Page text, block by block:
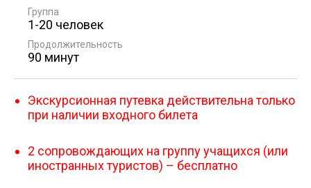
Группа
1-20 человек
Продолжительность
90 минут
Экскурсионная путевка действительна только
при наличии входного билета
2 сопровождающих на группу учащихся (или
иностранных туристов) – бесплатно